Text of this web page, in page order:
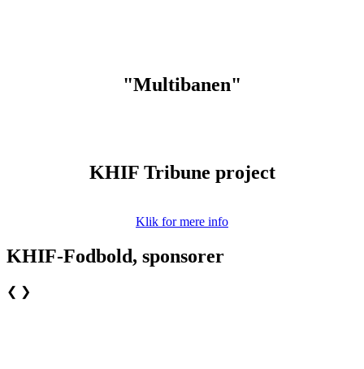
"Multibanen"
KHIF Tribune project
Klik for mere info
KHIF-Fodbold, sponsorer
❮ ❯